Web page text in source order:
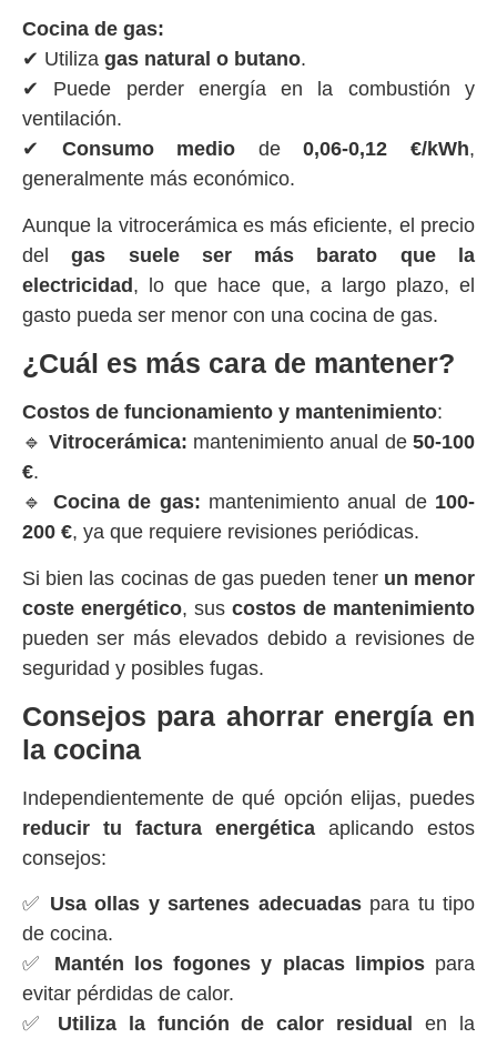
Cocina de gas:
✔ Utiliza gas natural o butano.
✔ Puede perder energía en la combustión y
ventilación.
✔ Consumo medio de0,06-0,12 €/kWh,
generalmente más económico.
Aunque la vitrocerámica es más eficiente, el precio
delgas suele ser más barato que la
electricidad, lo que hace que, a largo plazo, el
gasto pueda ser menor con una cocina de gas.
¿Cuál es más cara de mantener?
Costos de funcionamiento y mantenimiento:
🔹 Vitrocerámica: mantenimiento anual de50-100
€.
🔹 Cocina de gas: mantenimiento anual de 100-
200 €, ya que requiere revisiones periódicas.
Si bien las cocinas de gas pueden tener un menor
coste energético, sus costos de mantenimiento
pueden ser más elevados debido a revisiones de
seguridad y posibles fugas.
Consejos para ahorrar energía en
la cocina
Independientemente de qué opción elijas, puedes
reducir tu factura energética aplicando estos
consejos:
✅ Usa ollas y sartenes adecuadaspara tu tipo
de cocina.
✅ Mantén los fogones y placas limpiospara
evitar pérdidas de calor.
✅ Utiliza la función de calor residual
en la